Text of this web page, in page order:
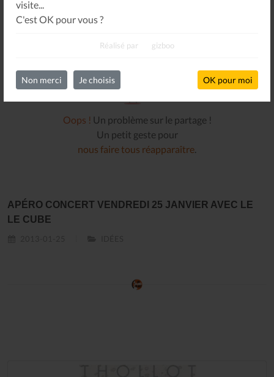
visite...
C'est OK pour vous ?
Réalisé par gizboo
Non merci Je choisis OK pour moi
Oops ! Un problème sur le partage !
Un petit geste pour
nous faire tous réapparaître
APÉRO CONCERT VENDREDI 25 JANVIER AVEC LE
LE CUBE